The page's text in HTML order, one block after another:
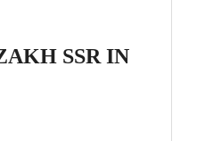
SSR IN